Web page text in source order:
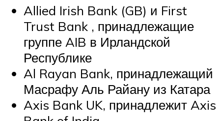
Allied Irish Bank (GB) и First
Trust Bank , принадлежащие
группе AIB в Ирландской
Республике
Al Rayan Bank, принадлежащий
Масрафу Аль Райану из Катара
Axis Bank UK, принадлежит Axis